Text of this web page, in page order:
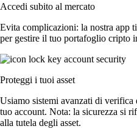
Accedi subito al mercato
Evita complicazioni: la nostra app
per gestire il tuo portafoglio cripto
Proteggi i tuoi asset
Usiamo sistemi avanzati di
tuo account. Nota: la sicurezza si
alla tutela degli asset.